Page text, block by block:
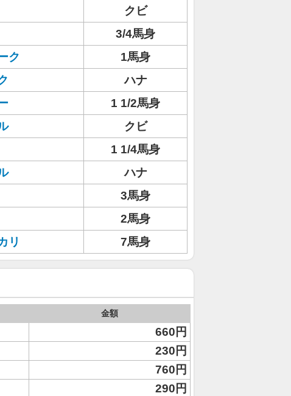
クビ
3/4馬身
ク
1馬身
ハナ
1 1/2馬身
クビ
1 1/4馬身
ハナ
3馬身
2馬身
リ 7馬身
金額
660円
230円
760円
290円